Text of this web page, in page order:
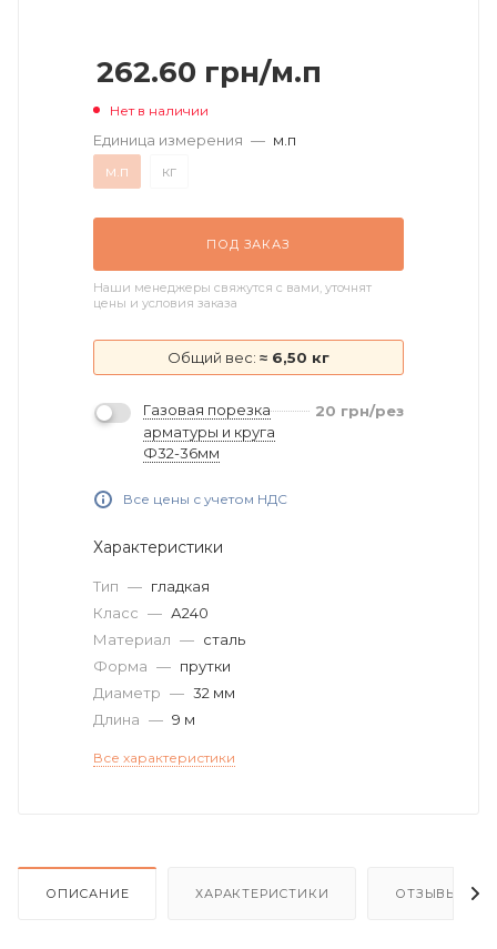
262.60 грн/м.п
Нет в наличии
Единица измерения — м.п
м.п
кг
ПОД ЗАКАЗ
Наши менеджеры свяжутся с вами, уточнят
цены и условия заказа
Общий вес: ≈ 6,50 кг
Газовая порезка
арматуры и круга
Ф32-36мм
20 грн/рез
Все цены с учетом НДС
Характеристики
Тип — гладкая
Класс — А240
Материал — сталь
Форма — прутки
Диаметр — 32 мм
Длина — 9 м
Все характеристики
ОПИСАНИЕ ХАРАКТЕРИСТИКИ ОТЗЫВЫ